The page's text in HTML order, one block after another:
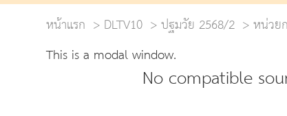
หน้าแรก
DLTV10 ปฐมวัย 2568/2 หน่วย
This is a modal window.
No compatible